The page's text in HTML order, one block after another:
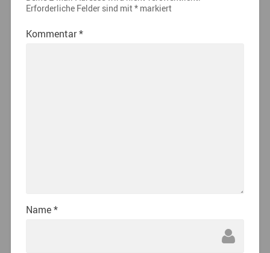
Erforderliche Felder sind mit*markiert
Kommentar*
Name*